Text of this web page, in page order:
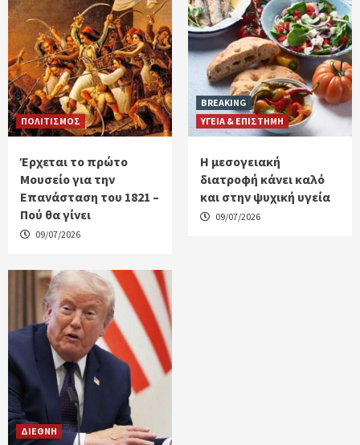
ΠΟΛΙΤΙΣΜΟΣ
Έρχεται το πρώτο
Μουσείο για την
Επανάσταση του 1821 –
Πού θα γίνει
09/07/2026
BREAKING
ΥΓΕΙΑ & ΕΠΙΣΤΗΜΗ
H μεσογειακή
διατροφή κάνει καλό
και στην ψυχική υγεία
09/07/2026
ΔΙΕΘΝΗ